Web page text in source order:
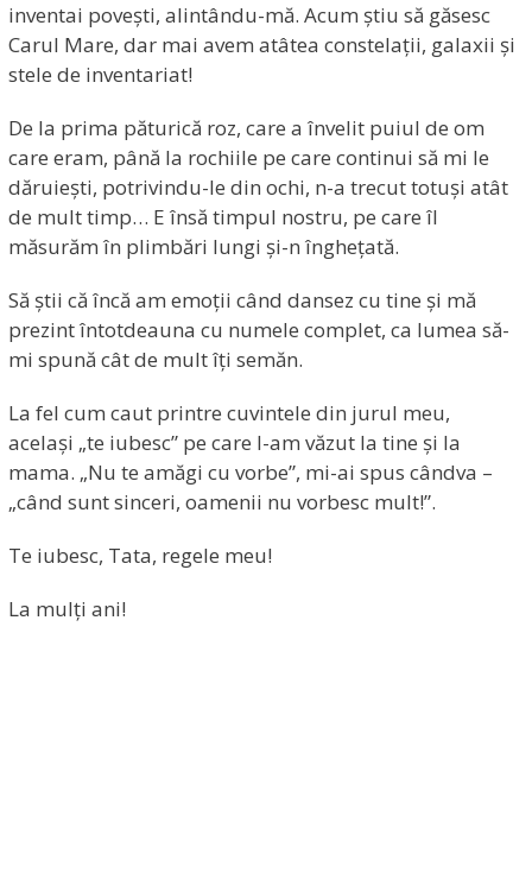
inventai povești, alintându-mă. Acum știu să găsesc
Carul Mare, dar mai avem atâtea constelații, galaxii și
stele de inventariat!
De la prima păturică roz, care a învelit puiul de om
care eram, până la rochiile pe care continui să mi le
dăruiești, potrivindu-le din ochi, n-a trecut totuși atât
de mult timp… E însă timpul nostru, pe care îl
măsurăm în plimbări lungi și-n înghețată.
Să știi că încă am emoții când dansez cu tine și mă
prezint întotdeauna cu numele complet, ca lumea să-
mi spună cât de mult îți semăn.
La fel cum caut printre cuvintele din jurul meu,
același „te iubesc” pe care l-am văzut la tine și la
mama. „Nu te amăgi cu vorbe”, mi-ai spus cândva –
„când sunt sinceri, oamenii nu vorbesc mult!”.
Te iubesc, Tata, regele meu!
La mulți ani!